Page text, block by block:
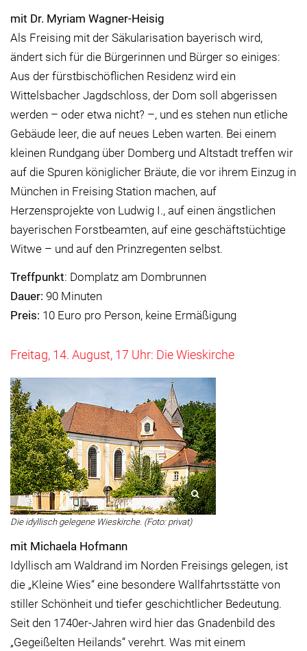
mit Dr. Myriam Wagner-Heisig
Als Freising mit der Säkularisation bayerisch wird,
ändert sich für die Bürgerinnen und Bürger so einiges:
Aus der fürstbischöflichen Residenz wird ein
Wittelsbacher Jagdschloss, der Dom soll abgerissen
werden – oder etwa nicht? –, und es stehen nun etliche
Gebäude leer, die auf neues Leben warten. Bei einem
kleinen Rundgang über Domberg und Altstadt treffen wir
auf die Spuren königlicher Bräute, die vor ihrem Einzug in
München in Freising Station machen, auf
Herzensprojekte von Ludwig I., auf einen ängstlichen
bayerischen Forstbeamten, auf eine geschäftstüchtige
Witwe – und auf den Prinzregenten selbst.
Treffpunkt: Domplatz am Dombrunnen
Dauer: 90 Minuten
Preis: 10 Euro pro Person, keine Ermäßigung
Freitag, 14. August, 17 Uhr: Die Wieskirche
Die idyllisch gelegene Wieskirche. (Foto: privat)
mit Michaela Hofmann
Idyllisch am Waldrand im Norden Freisings gelegen, ist
die „Kleine Wies“ eine besondere Wallfahrtsstätte von
stiller Schönheit und tiefer geschichtlicher Bedeutung.
Seit den 1740er-Jahren wird hier das Gnadenbild des
„Gegeißelten Heilands“ verehrt. Was mit einem